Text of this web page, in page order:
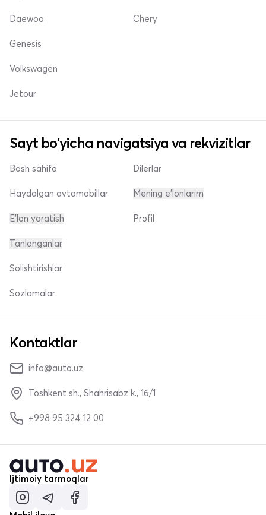
Daewoo Chery
Genesis
Volkswagen
Jetour
Sayt bo'yicha navigatsiya va rekvizitlar
Bosh sahifa
Haydalgan avtomobillar
E'lon yaratish
Dilerlar
Mening e'lonlarim
Profil
Tanlanganlar
Solishtirishlar
Sozlamalar
Kontaktlar
info@auto.uz
Toshkent sh., Shahrisabz k., 16/1
+998 95 324 12 00
Ijtimoiy tarmoqlar